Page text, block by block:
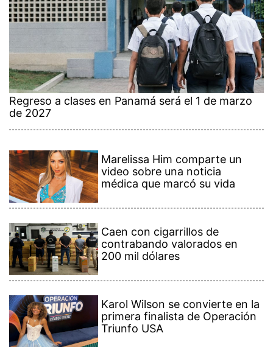
Regreso a clases en Panamá será el 1 de marzo
de 2027
Marelissa Him comparte un
video sobre una noticia
médica que marcó su vida
Caen con cigarrillos de
contrabando valorados en
200 mil dólares
Karol Wilson se convierte en la
primera finalista de Operación
Triunfo USA